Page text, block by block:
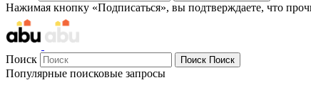
Нажимая кнопку «Подписаться», вы подтверждаете, что
Поиск Поиск Поиск
Популярные поисковые запросы